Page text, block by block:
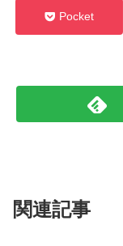
Pocket
関連記事